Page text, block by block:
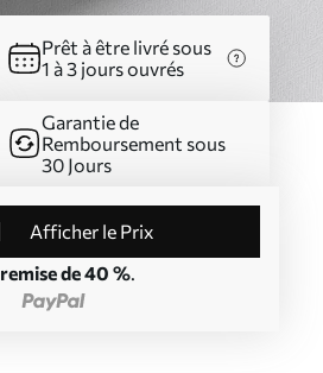
Prêt à être livré sous
1 à 3 jours ouvrés
Garantie de
Remboursement sous
30 Jours
Afficher le Prix
remise de 40 %.